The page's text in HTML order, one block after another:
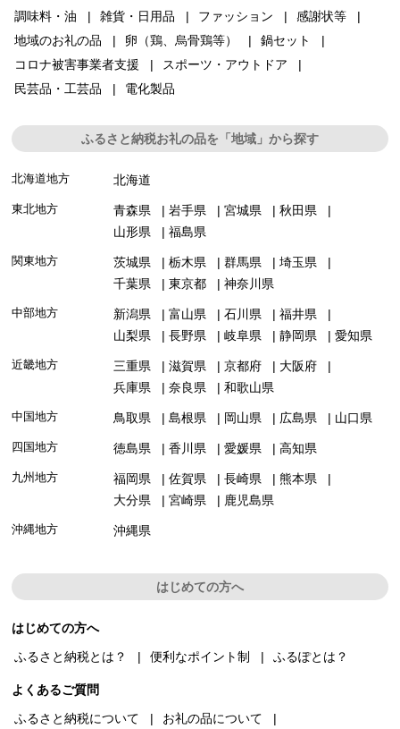
調味料・油
雑貨・日用品 ファッション
感謝状等
地域のお礼の品
卵（鶏、烏骨鶏等）
鍋セット
コロナ被害事業者支援
スポーツ・アウトドア
民芸品・工芸品
電化製品
ふるさと納税お礼の品を「地域」から探す
北海道地方 北海道
東北地方 青森県 岩手県 宮城県
秋田県
山形県
福島県
関東地方 茨城県 栃木県 群馬県
埼玉県
千葉県
東京都 神奈川県
中部地方 新潟県 富山県 石川県
福井県
山梨県
長野県 岐阜県 静岡県 愛知県
近畿地方 三重県 滋賀県 京都府
大阪府
兵庫県
奈良県 和歌山県
中国地方 鳥取県 島根県 岡山県 広島県 山口県
四国地方 徳島県 香川県 愛媛県 高知県
九州地方 福岡県 佐賀県 長崎県
熊本県
大分県
宮崎県 鹿児島県
沖縄地方 沖縄県
はじめての方へ
はじめての方へ
ふるさと納税とは？
便利なポイント制 ふるぽとは？
よくあるご質問
ふるさと納税について
お礼の品について